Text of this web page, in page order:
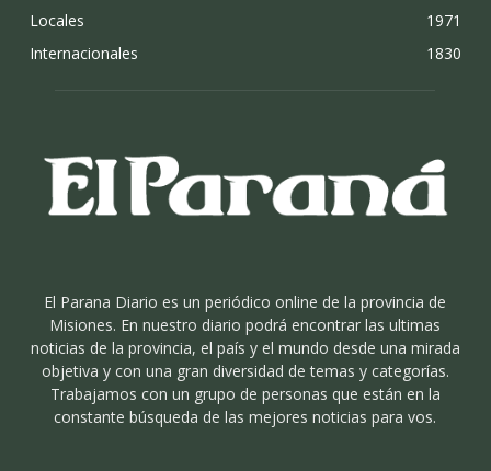
Locales
1971
Internacionales
1830
El Parana Diario es un periódico online de la provincia de
Misiones. En nuestro diario podrá encontrar las ultimas
noticias de la provincia, el país y el mundo desde una mirada
objetiva y con una gran diversidad de temas y categorías.
Trabajamos con un grupo de personas que están en la
constante búsqueda de las mejores noticias para vos.